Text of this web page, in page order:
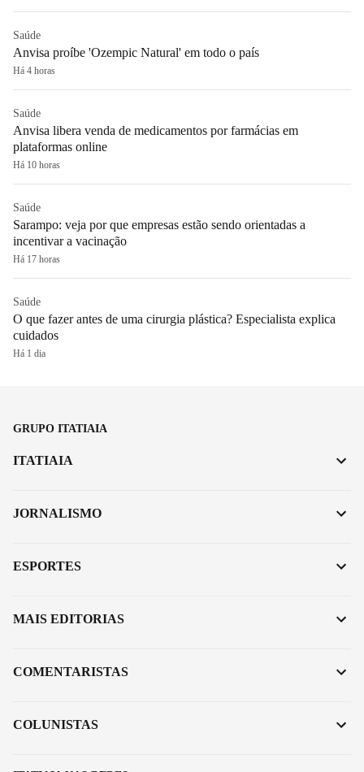
Saúde
Anvisa proíbe 'Ozempic Natural' em todo o país
Há 4 horas
Saúde
Anvisa libera venda de medicamentos por farmácias em
plataformas online
Há 10 horas
Saúde
Sarampo: veja por que empresas estão sendo orientadas a
incentivar a vacinação
Há 17 horas
Saúde
O que fazer antes de uma cirurgia plástica? Especialista explica
cuidados
Há 1 dia
GRUPO ITATIAIA
ITATIAIA
JORNALISMO
ESPORTES
MAIS EDITORIAS
COMENTARISTAS
COLUNISTAS